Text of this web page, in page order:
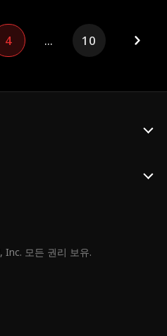
4 ... 10
모든 권리 보유.